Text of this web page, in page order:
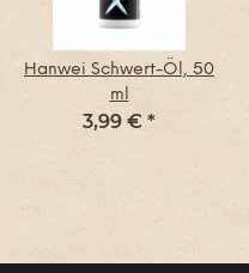
Hanwei Schwert-Öl, 50
ml
3,99 € *